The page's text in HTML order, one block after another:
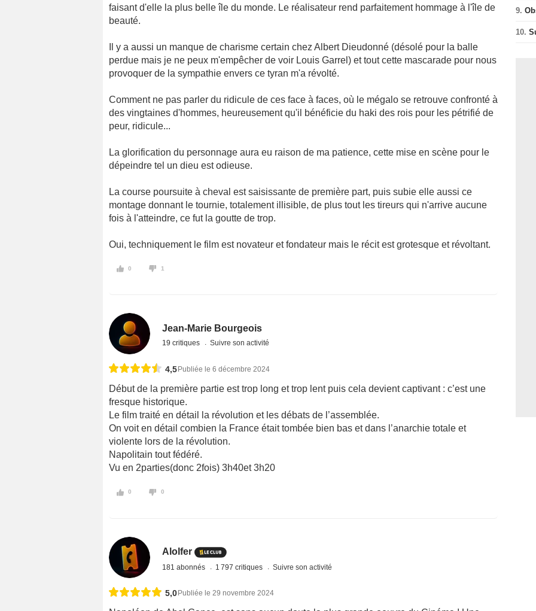
faisant d'elle la plus belle île du monde. Le réalisateur rend parfaitement hommage à l'île de
beauté.
Il y a aussi un manque de charisme certain chez Albert Dieudonné (désolé pour la balle
perdue mais je ne peux m'empêcher de voir Louis Garrel) et tout cette mascarade pour nous
provoquer de la sympathie envers ce tyran m'a révolté.
Comment ne pas parler du ridicule de ces face à faces, où le mégalo se retrouve confronté à
des vingtaines d'hommes, heureusement qu'il bénéficie du haki des rois pour les pétrifié de
peur, ridicule...
La glorification du personnage aura eu raison de ma patience, cette mise en scène pour le
dépeindre tel un dieu est odieuse.
La course poursuite à cheval est saisissante de première part, puis subie elle aussi ce
montage donnant le tournie, totalement illisible, de plus tout les tireurs qui n'arrive aucune
fois à l'atteindre, ce fut la goutte de trop.
Oui, techniquement le film est novateur et fondateur mais le récit est grotesque et révoltant.
0 1
Jean-Marie Bourgeois
19 critiques Suivre son activité
4,5 Publiée le 6 décembre 2024
Début de la première partie est trop long et trop lent puis cela devient captivant : c’est une
fresque historique.
Le film traité en détail la révolution et les débats de l’assemblée.
On voit en détail combien la France était tombée bien bas et dans l’anarchie totale et
violente lors de la révolution.
Napolitain tout fédéré.
Vu en 2parties(donc 2fois) 3h40et 3h20
0 0
Alolfer
181 abonnés 1 797 critiques Suivre son activité
5,0 Publiée le 29 novembre 2024
9.
10.